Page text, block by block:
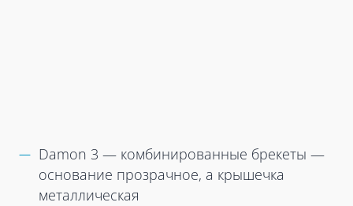
Damon 3 — комбинированные брекеты —
основание прозрачное, а крышечка
металлическая